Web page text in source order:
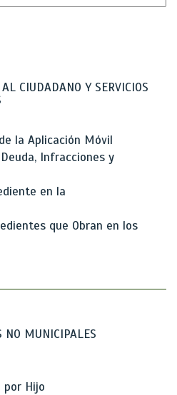
CIUDADANO Y SERVICIOS
la Aplicación Móvil
Infracciones y
en la
que Obran en los
NO MUNICIPALES
por Hijo